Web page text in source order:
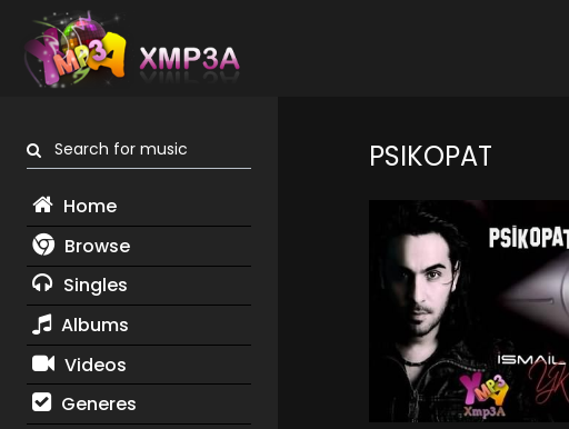
Search for music
Home
Browse
Singles
Albums
Videos
Generes
PSIKOPAT